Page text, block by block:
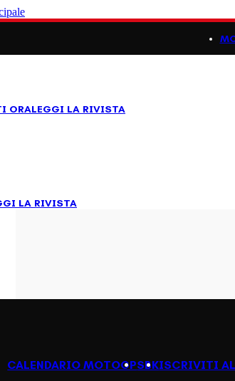
ORALEGGI LA RIVISTA
LA RIVISTA
CALENDARIO MOTOGPSBKISCRIVITI AL